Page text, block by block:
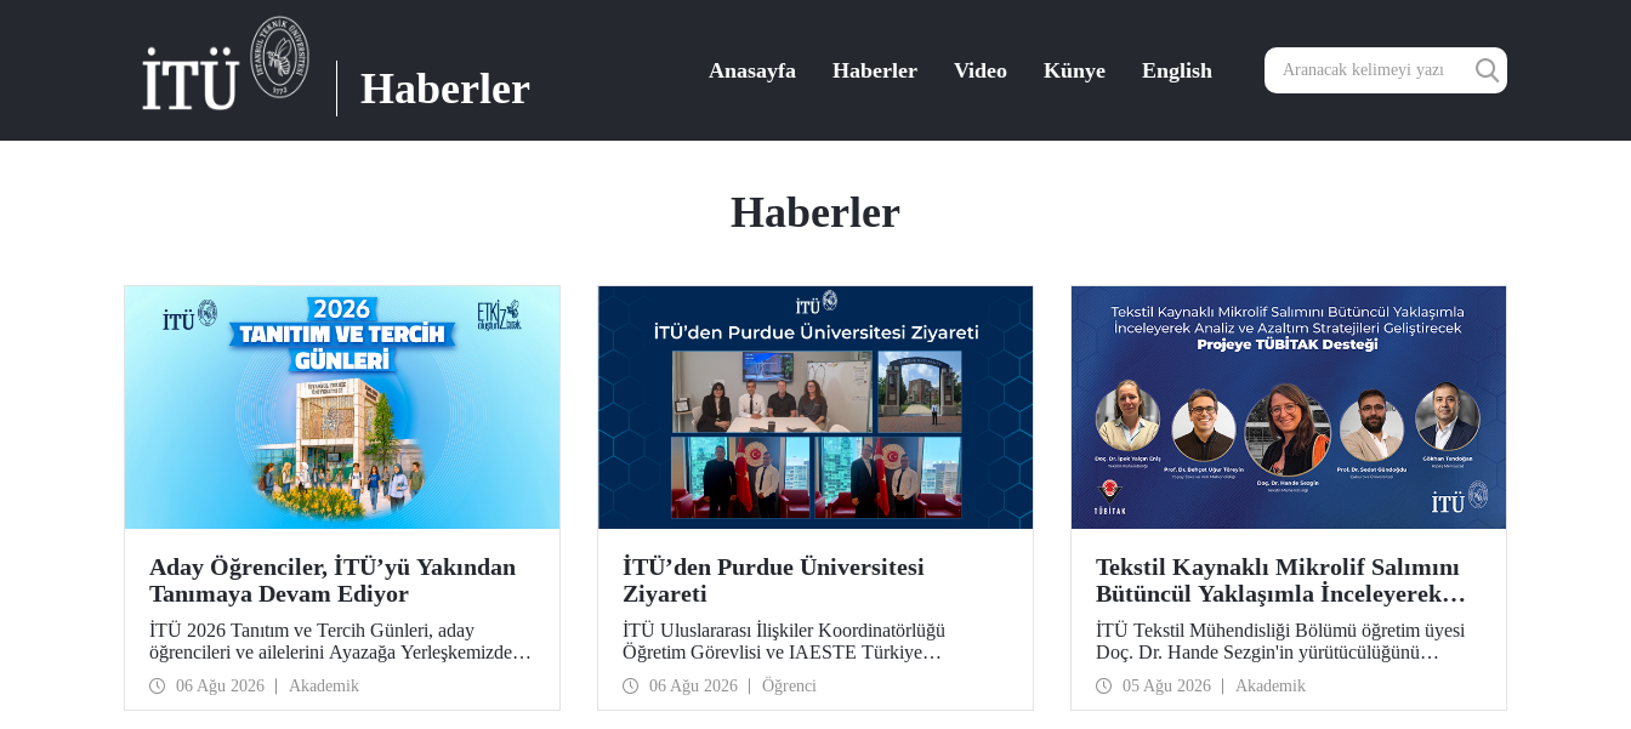
Haberler Anasayfa Haberler Video Künye English
Haberler
Aday Öğrenciler, İTÜ’yü Yakından
Tanımaya Devam Ediyor
İTÜ 2026 Tanıtım ve Tercih Günleri, aday
öğrencileri ve ailelerini Ayazağa Yerleşkemizde
ağırlamaya devam ediyor. Tanıtım ve Tercih
Günleri 7 Ağustos’ta tamamlanacak, ilgili fakülte
ve birimler adaylara bilgi vermeye devam edecek.
06 Ağu 2026 Akademik
İTÜ’den Purdue Üniversitesi
Ziyareti
İTÜ Uluslararası İlişkiler Koordinatörlüğü
Öğretim Görevlisi ve IAESTE Türkiye
Sorumlusu Cahit Okan, akademik ilişkileri ve iş
birliğini geliştirmek amacıyla 20-27 Temmuz
tarihlerinde ABD’de dünyanın önde gelen
06 Ağu 2026 Öğrenci
Tekstil Kaynaklı Mikrolif Salımını
Bütüncül Yaklaşımla İnceleyerek
Analiz ve Azaltım Stratejileri
Geliştirecek Projeye TÜBİTAK
Desteği
İTÜ Tekstil Mühendisliği Bölümü öğretim üyesi
Doç. Dr. Hande Sezgin'in yürütücülüğünü
üstlendiği “Sürdürülebilir Pamuk ve Polyester
Esaslı Tekstil Ürünlerinde Kullanım Koşullarına
Bağlı Mikrolif Salımı: Aşınma, UV Maruziyeti ve
05 Ağu 2026 Akademik